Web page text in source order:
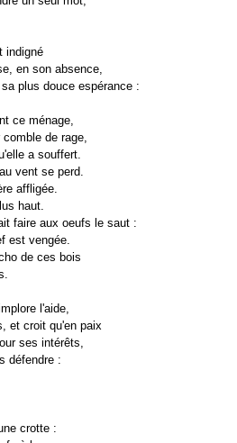
indigné
en son absence,
plus douce espérance :
ce ménage,
de rage,
a souffert.
vent se perd.
affligée.
haut.
faire aux oeufs le saut :
est vengée.
de ces bois
l'aide,
et croit qu'en paix
ses intérêts,
défendre :
crotte :